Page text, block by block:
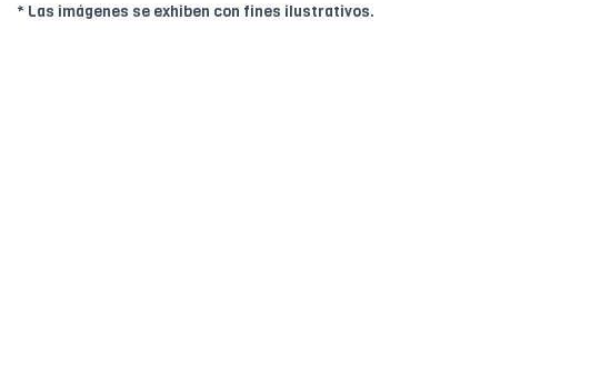
* Las imágenes se exhiben con fines ilustrativos.